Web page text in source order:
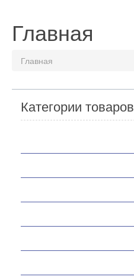
Главная
Главная
Категории товаров